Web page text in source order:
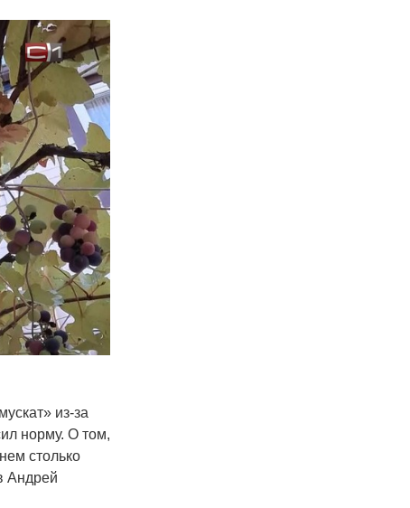
из-за
норму. О том,
столько
Андрей